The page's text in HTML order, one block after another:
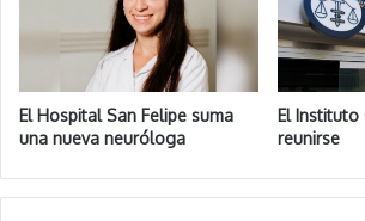
El Hospital San Felipe suma
una nueva neuróloga
El Instituto
reunirse